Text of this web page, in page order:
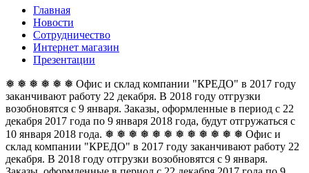
Главная
Новости
Сотрудничество
Интернет магазин
Презентации
❅ ❅ ❅ ❅ ❅ ❅ Офис и склад компании "КРЕДО" в 2017 году
заканчивают работу 22 декабря. В 2018 году отгрузки
возобновятся с 9 января. Заказы, оформленные в период с 22
декабря 2017 года по 9 января 2018 года, будут отгружаться с
10 января 2018 года. ❅ ❅ ❅ ❅ ❅ ❅ ❅ ❅ ❅ ❅ ❅ ❅ Офис и
склад компании "КРЕДО" в 2017 году заканчивают работу 22
декабря. В 2018 году отгрузки возобновятся с 9 января.